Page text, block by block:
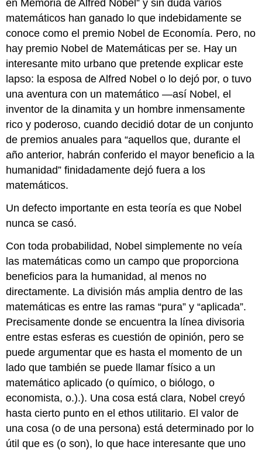
en Memoria de Alfred Nobel” y sin duda varios
matemáticos han ganado lo que indebidamente se
conoce como el premio Nobel de Economía. Pero, no
hay premio Nobel de Matemáticas per se. Hay un
interesante mito urbano que pretende explicar este
lapso: la esposa de Alfred Nobel o lo dejó por, o tuvo
una aventura con un matemático —así Nobel, el
inventor de la dinamita y un hombre inmensamente
rico y poderoso, cuando decidió dotar de un conjunto
de premios anuales para “aquellos que, durante el
año anterior, habrán conferido el mayor beneficio a la
humanidad” finidadamente dejó fuera a los
matemáticos.
Un defecto importante en esta teoría es que Nobel
nunca se casó.
Con toda probabilidad, Nobel simplemente no veía
las matemáticas como un campo que proporciona
beneficios para la humanidad, al menos no
directamente. La división más amplia dentro de las
matemáticas es entre las ramas “pura” y “aplicada”.
Precisamente donde se encuentra la línea divisoria
entre estas esferas es cuestión de opinión, pero se
puede argumentar que es hasta el momento de un
lado que también se puede llamar físico a un
matemático aplicado (o químico, o biólogo, o
economista, o.).). Una cosa está clara, Nobel creyó
hasta cierto punto en el ethos utilitario. El valor de
una cosa (o de una persona) está determinado por lo
útil que es (o son), lo que hace interesante que uno